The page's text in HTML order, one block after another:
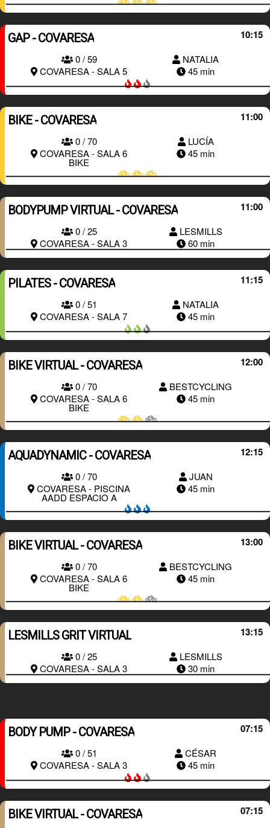
10:15
GAP - COVARESA
0 / 59
NATALIA
COVARESA - SALA 5
45 min
11:00
BIKE - COVARESA
0 / 70
LUCÍA
COVARESA - SALA 6
BIKE
45 min
RESERVAR
11:00
BODYPUMP VIRTUAL - COVARESA
0 / 25
LESMILLS
COVARESA - SALA 3
60 min
11:15
PILATES - COVARESA
0 / 51
NATALIA
COVARESA - SALA 7
45 min
12:00
BIKE VIRTUAL - COVARESA
0 / 70
BESTCYCLING
COVARESA - SALA 6
BIKE
45 min
RESERVAR
12:15
AQUADYNAMIC - COVARESA
0 / 70
JUAN
COVARESA - PISCINA
AADD ESPACIO A
45 min
RESERVAR
13:00
BIKE VIRTUAL - COVARESA
0 / 70
BESTCYCLING
COVARESA - SALA 6
BIKE
45 min
RESERVAR
13:15
LESMILLS GRIT VIRTUAL
0 / 25
LESMILLS
COVARESA - SALA 3
30 min
07:15
BODY PUMP - COVARESA
0 / 51
CÉSAR
COVARESA - SALA 3
45 min
07:15
BIKE VIRTUAL - COVARESA